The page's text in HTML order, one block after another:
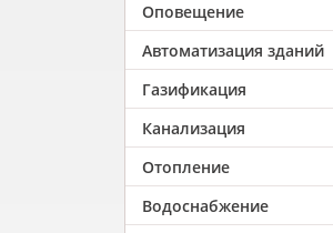
Оповещение
Автоматизация зданий
Газификация
Канализация
Отопление
Водоснабжение